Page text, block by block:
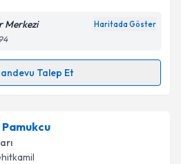
işlenmesine ilişkinAydınlatma
kabul ediyorum.
Talebini Gönder
Merkezi Haritada Göster
Talep Et
Talebi
için randevu takvimi talebi
randevu almanız için bir
e-posta ile bilgilendireceğiz.
Pamukcu